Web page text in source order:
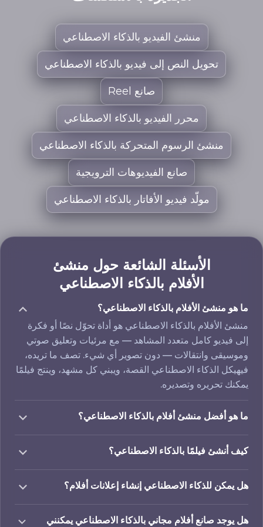
منشئ الفيديو بالذكاء الاصطناعي
تحويل النص إلى فيديو بالذكاء الاصطناعي
صانع Reel
محرر الفيديو بالذكاء الاصطناعي
منشئ الرسوم المتحركة بالذكاء الاصطناعي
صانع الفيديوهات الترويجية
مولّد فيديو الأفاتار بالذكاء الاصطناعي
الأسئلة الشائعة حول منشئ
الأفلام بالذكاء الاصطناعي
ما هو منشئ الأفلام بالذكاء الاصطناعي؟
منشئ الأفلام بالذكاء الاصطناعي هو أداة تحوّل نصًا أو فكرة
إلى فيديو كامل متعدد المشاهد — مع مرئيات وتعليق صوتي
وموسيقى وانتقالات — دون تصوير أي شيء. تصف ما تريده،
فيهيكل الذكاء الاصطناعي القصة، ويبني كل مشهد، وينتج فيلمًا
يمكنك تحريره وتصديره.
ما هو أفضل منشئ أفلام بالذكاء الاصطناعي؟
يوازن أفضل منشئ أفلام بالذكاء الاصطناعي بين الحرية
واقعية، وأضف تعليقات صوتية بالذكاء الاصطناعي، وحرّر كل
شيء في مكان واحد. يمكنك حتى إضافة علامتك التجارية إلى
فيلمك بعناصر من أدوات مثل صانع الشعارات من
Renderforest.
كيف أنشئ فيلمًا بالذكاء الاصطناعي؟
اكتب نصًا أو فكرة في مربع النص، ويحوّل الذكاء الاصطناعي
وصفك إلى فيديو منظّم. ثم خصّص المرئيات والتعليق الصوتي
هل يمكن للذكاء الاصطناعي إنشاء إعلانات أفلام؟
نعم. منشئ الأفلام بالذكاء الاصطناعي مثالي للأفلام القصيرة
بأسلوب الإعلانات — صِف حبكتك أو نبرتك أو موضوعك ليبني
هل يوجد صانع أفلام مجاني بالذكاء الاصطناعي يمكنني